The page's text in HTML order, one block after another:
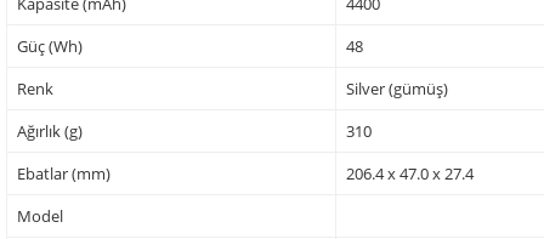
Güç (Wh)
48
Renk
Silver (gümüş)
Ağırlık (g)
310
Ebatlar (mm)
206.4 x 47.0 x 27.4
Model